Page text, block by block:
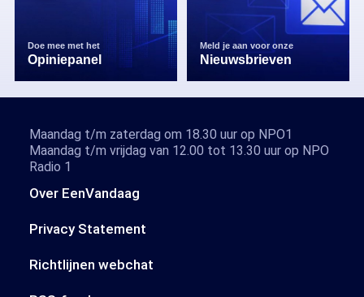
Doe mee met het
Opiniepanel
Meld je aan voor onze
Nieuwsbrieven
Over EenVandaag
Privacy Statement
Richtlijnen webchat
Maandag t/m zaterdag om 18.30 uur op NPO1
Maandag t/m vrijdag van 12.00 tot 13.30 uur op NPO
Radio 1